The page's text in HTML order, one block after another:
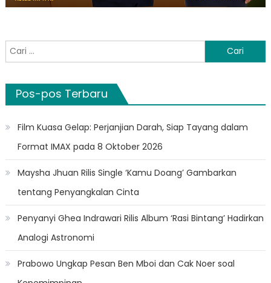
Cari
untuk:
Pos-pos Terbaru
Film Kuasa Gelap: Perjanjian Darah, Siap Tayang dalam
Format IMAX pada 8 Oktober 2026
Maysha Jhuan Rilis Single ‘Kamu Doang’ Gambarkan
tentang Penyangkalan Cinta
Penyanyi Ghea Indrawari Rilis Album ‘Rasi Bintang’ Hadirkan
Analogi Astronomi
Prabowo Ungkap Pesan Ben Mboi dan Cak Noer soal